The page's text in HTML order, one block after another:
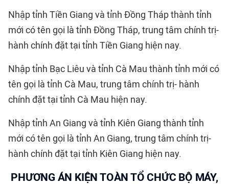
Nhập tỉnh Tiền Giang và tỉnh Đồng Tháp thành tỉnh
mới có tên gọi là tỉnh Đồng Tháp, trung tâm chính trị-
hành chính đặt tại tỉnh Tiền Giang hiện nay.
Nhập tỉnh Bạc Liêu và tỉnh Cà Mau thành tỉnh mới có
tên gọi là tỉnh Cà Mau, trung tâm chính trị- hành
chính đặt tại tỉnh Cà Mau hiện nay.
Nhập tỉnh An Giang và tỉnh Kiên Giang thành tỉnh
mới có tên gọi là tỉnh An Giang, trung tâm chính trị-
hành chính đặt tại tỉnh Kiên Giang hiện nay.
PHƯƠNG ÁN KIỆN TOÀN TỔ CHỨC BỘ MÁY,